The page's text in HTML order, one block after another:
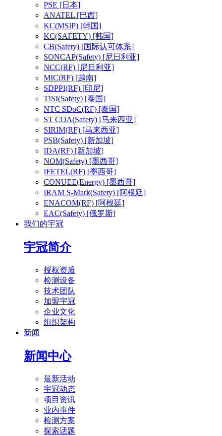
PSE [日本]
ANATEL [巴西]
KC(MSIP) [韩国]
KC(SAFETY) [韩国]
CB(Safety) [国际认可体系]
SONCAP(Safety) [尼日利亚]
NCC(RF) [尼日利亚]
MIC(RF) [越南]
SDPPI(RF) [印尼]
TISI(Safety) [泰国]
NTC SDoC(RF) [泰国]
ST COA(Safety) [马来西亚]
SIRIM(RF) [马来西亚]
PSB(Safety) [新加坡]
IDA(RF) [新加坡]
NOM(Safety) [墨西哥]
IFETEL(RF) [墨西哥]
CONUEE(Energy) [墨西哥]
IRAM S-Mark(Safety) [阿根廷]
ENACOM(RF) [阿根廷]
EAC(Safety) [俄罗斯]
我们的宇冠
宇冠简介
授权资质
检测设备
技术团队
加盟宇冠
企业文化
组织架构
新闻
新闻中心
最新活动
宇冠动态
项目资讯
业内事件
检测方案
探索话题